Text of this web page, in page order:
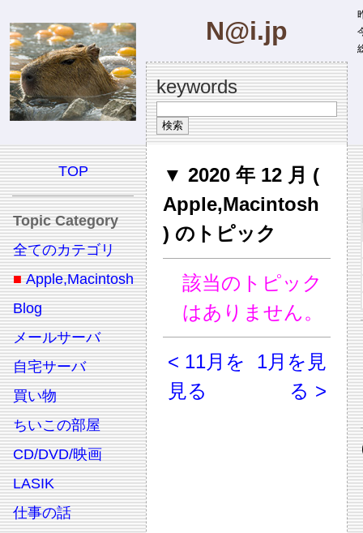
N@i.jp
keywords
TOP
Topic Category
全てのカテゴリ
■ Apple,Macintosh
Blog
メールサーバ
自宅サーバ
買い物
ちいこの部屋
CD/DVD/映画
LASIK
仕事の話
▼ 2020 年 12 月 (
Apple,Macintosh
) のトピック
該当のトピック
はありません。
< 11月を
見る
1月を見
る >